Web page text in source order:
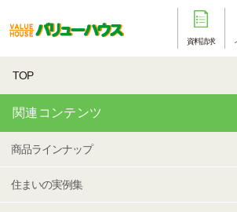
資料請求
TOP
関連コンテンツ
商品ラインナップ
住まいの実例集